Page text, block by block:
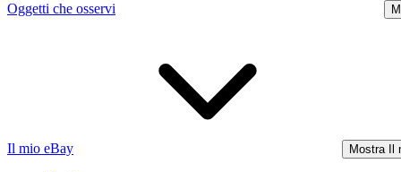
Oggetti che osservi
Il mio eBay Mostra Il